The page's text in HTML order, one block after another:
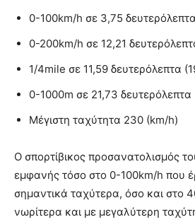
0-100km/h σε 3,75 δευτερόλεπτα
0-200km/h σε 12,21
1/4mile σε 11,59 δευτερόλεπτα
0-1000m σε 21,73 δευτερόλεπτα
Μέγιστη ταχύτητα 230 (km/h)
Ο σπορτίβικος προσανατολισμός
εμφανής τόσο στο 0-100km/h που
σημαντικά ταχύτερα, όσο και στο
νωρίτερα και με μεγαλύτερη